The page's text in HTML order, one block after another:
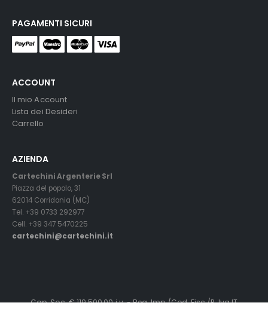
ACCOUNT
Il mio Account
Lista dei Desideri
Carrello
AZIENDA
Cartechini Argenterie Srl
Piazza del popolo, 31
62014 Corridonia (MC)
Tel. +39 0733 292977
Cell. +39 347 5470225
cartechini@cartechini.it
PAGAMENTI SICURI
Cap. Soc. € 119.500,00 i.v. - Reg. Imp./Cod. Fisc./P. Iva IT